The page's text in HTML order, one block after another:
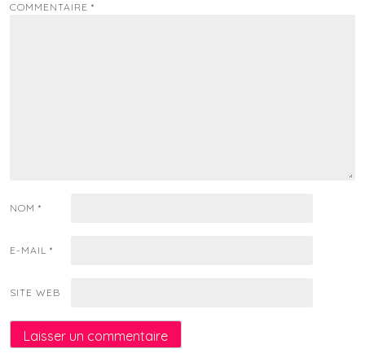
COMMENTAIRE *
NOM *
E-MAIL *
SITE WEB